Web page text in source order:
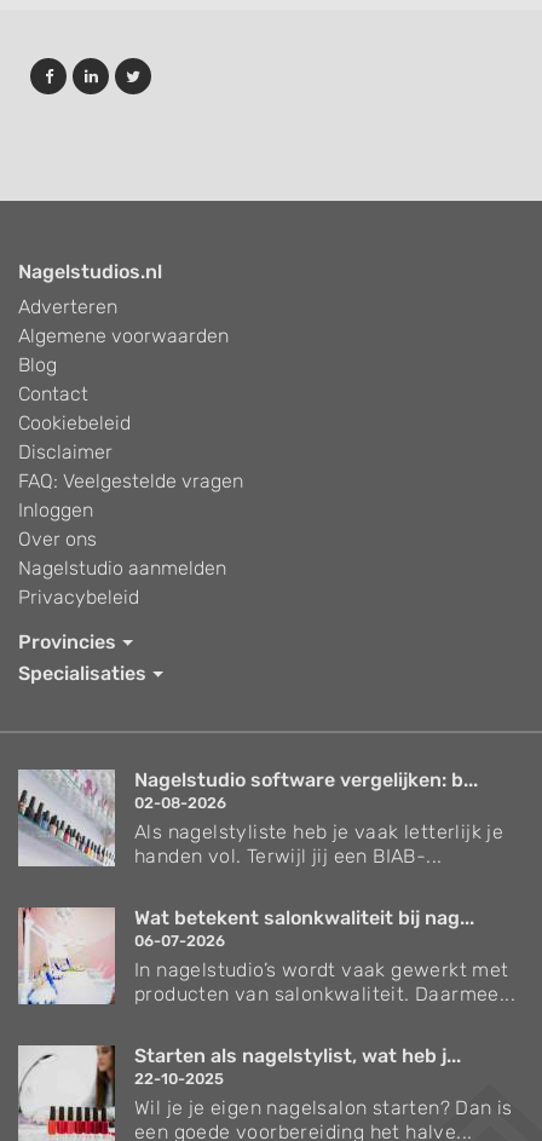
Nagelstudios.nl
Adverteren
Algemene voorwaarden
Blog
Contact
Cookiebeleid
Disclaimer
FAQ: Veelgestelde vragen
Inloggen
Over ons
Nagelstudio aanmelden
Privacybeleid
Provincies
Specialisaties
Nagelstudio software vergelijken: b...
02-08-2026
Als nagelstyliste heb je vaak letterlijk je
handen vol. Terwijl jij een BIAB-...
Wat betekent salonkwaliteit bij nag...
06-07-2026
In nagelstudio’s wordt vaak gewerkt met
producten van salonkwaliteit. Daarmee...
Starten als nagelstylist, wat heb j...
22-10-2025
Wil je je eigen nagelsalon starten? Dan is
een goede voorbereiding het halve...